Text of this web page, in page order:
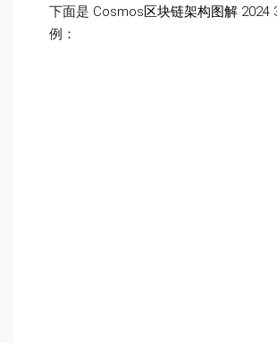
下面是 Cosmos区块链架构图解 2024
例：